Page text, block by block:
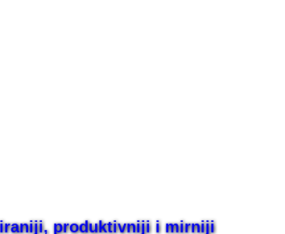
produktivniji i mirniji